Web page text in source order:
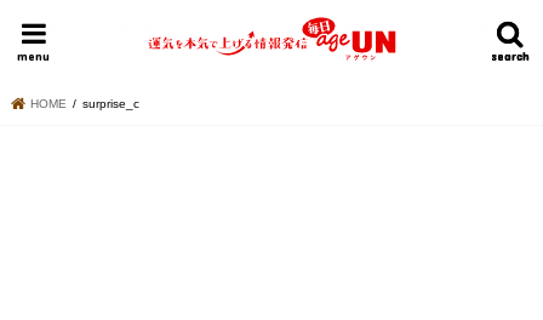
search
search
menu
HOME 明日の運勢ランキング 今週の運勢
HOME surprise_c